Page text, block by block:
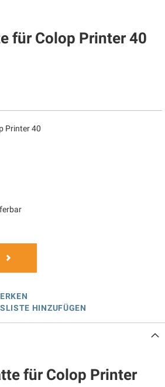
für Colop Printer 40
Printer 40
HINZUFÜGEN
für Colop Printer